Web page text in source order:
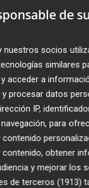
por conseguir
estoy
antes”,
entrenador,
“es un
y con mucha
mucho
añadió.
de
nuestros socios
similares
acceder a
procesar datos
IP,
para
contenido
contenido, obtener
y mejorar los
de terceros (1913)